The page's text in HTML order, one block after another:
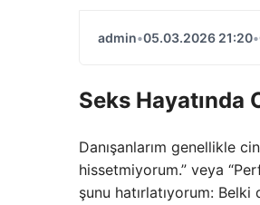
admin•05.03.2026 21:20•
Seks Hayatında
Danışanlarım genellikle
hissetmiyorum.” veya
şunu hatırlatıyorum: